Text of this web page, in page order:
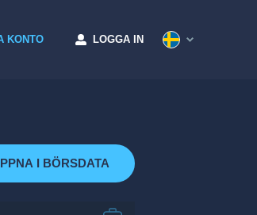
KONTO LOGGA IN
I BÖRSDATA